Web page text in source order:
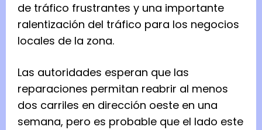
de tráfico frustrantes y una importante
ralentización del tráfico para los negocios
locales de la zona.
Las autoridades esperan que las
reparaciones permitan reabrir al menos
dos carriles en dirección oeste en una
semana, pero es probable que el lado este